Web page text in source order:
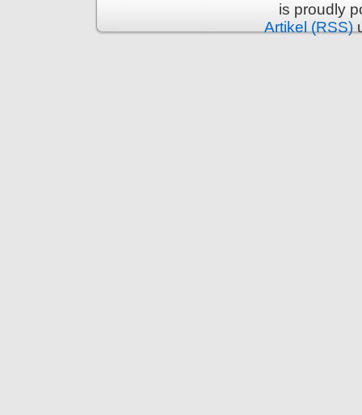
is proudly
Artikel (RSS)